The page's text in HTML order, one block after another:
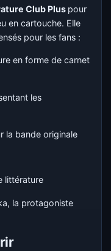
Club Plus pour
en cartouche. Elle
pour les fans :
en forme de carnet
les
la bande originale
littérature
la protagoniste